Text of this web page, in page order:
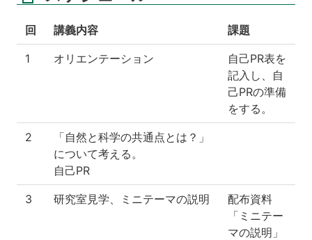
回 講義内容 課題
1 オリエンテーション
自己PR表を
記入し、自
己PRの準備
をする。
2
「自然と科学の共通点とは？」
について考える。
自己PR
3 研究室見学、ミニテーマの説明
配布資料
「ミニテー
マの説明」